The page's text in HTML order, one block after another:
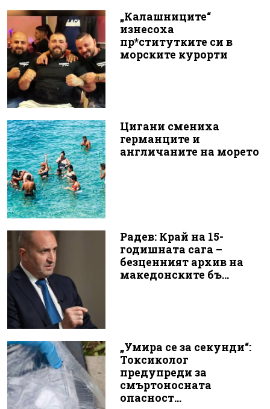
„Калашниците“
изнесоха
пр*ститутките си в
морските курорти
Цигани смениха
германците и
англичаните на морето
Радев: Край на 15-
годишната сага –
безценният архив на
македонските бъ...
„Умира се за секунди“:
Токсиколог
предупреди за
смъртоносната
опасност...